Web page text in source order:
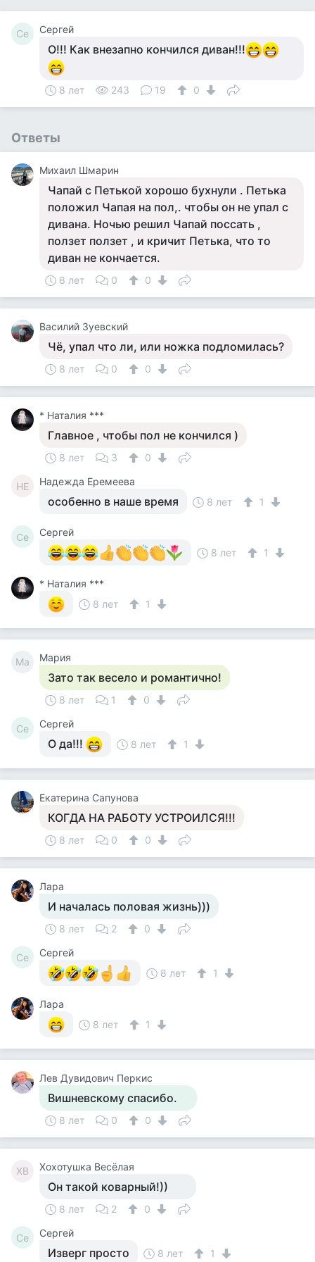
Се Сергей
О!!! Как внезапно кончился диван!!!
8 лет 243 19 0
Ответы
Михаил Шмарин
Чапай с Петькой хорошо бухнули . Петька
положил Чапая на пол,. чтобы он не упал с
дивана. Ночью решил Чапай поссать ,
ползет ползет , и кричит Петька, что то
диван не кончается.
8 лет 0 0
Василий Зуевский
Чё, упал что ли, или ножка подломилась?
8 лет 0 0
* Наталия ***
Главное , чтобы пол не кончился )
8 лет 3 0
НЕ Надежда Еремеева
особенно в наше время 8 лет 1
Се
Сергей
8 лет
1
* Наталия ***
8 лет
1
Ма Мария
Зато так весело и романтично!
8 лет 1 0
Се Сергей
О да!!! 8 лет 1
Екатерина Сапунова
КОГДА НА РАБОТУ УСТРОИЛСЯ!!!
8 лет 0 0
Лара
И началась половая жизнь)))
8 лет 2 0
Се
Сергей
8 лет
1
Лара
8 лет
1
Лев Дувидович Перкис
Вишневскому спасибо.
8 лет 0 0
ХВ Хохотушка Весёлая
Он такой коварный!))
8 лет 2 0
Се Сергей
Изверг просто 8 лет 1